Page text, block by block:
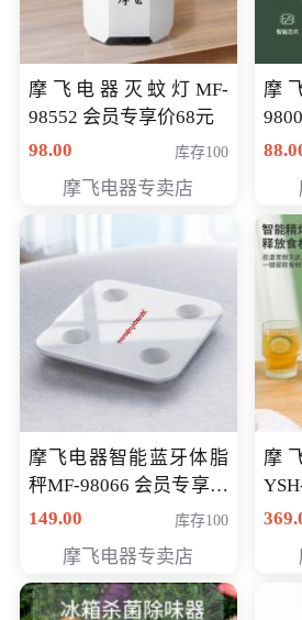
摩飞电器灭蚊灯MF-
98552 会员专享价68元
98.00
库存100
摩飞电器专卖店
摩
摩飞电器智能蓝牙体脂
秤MF-98066 会员专享价
98元
149.00 库存100
摩飞电器专卖店
摩
YSH-A1 会
元